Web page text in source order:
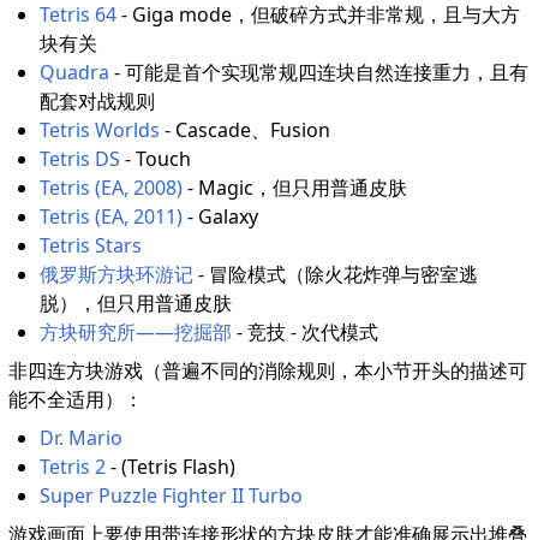
Tetris 64- Giga mode，但破碎方式并非常规，且与大方
块有关
Quadra - 可能是首个实现常规四连块自然连接重力，且有
配套对战规则
Tetris Worlds - Cascade、Fusion
Tetris DS - Touch
Tetris (EA, 2008)- Magic，但只用普通皮肤
Tetris (EA, 2011)- Galaxy
Tetris Stars
俄罗斯方块环游记- 冒险模式（除火花炸弹与密室逃
脱），但只用普通皮肤
方块研究所——挖掘部 - 竞技 - 次代模式
非四连方块游戏（普遍不同的消除规则，本小节开头的描述可
能不全适用）：
Dr. Mario
Tetris 2- (Tetris Flash)
Super Puzzle Fighter II Turbo
游戏画面上要使用带连接形状的方块皮肤才能准确展示出堆叠